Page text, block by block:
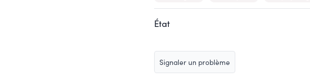
État
Signaler un problème